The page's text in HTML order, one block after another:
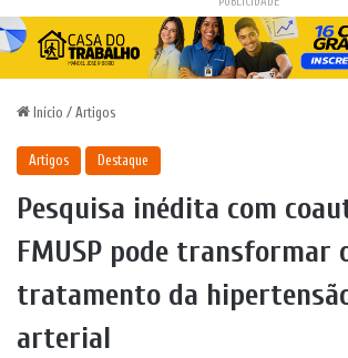
Início / Artigos
Artigos Destaque
Pesquisa inédita com
FMUSP pode transformar
tratamento da
arterial